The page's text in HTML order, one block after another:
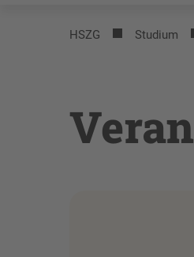
HSZG Studium